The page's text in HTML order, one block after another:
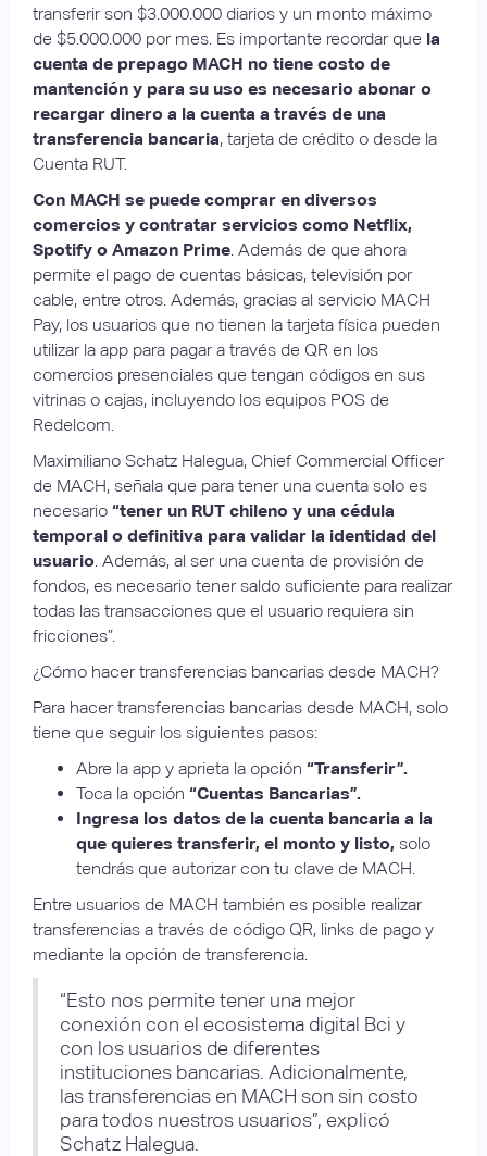
transferir son $3.000.000 diarios y un monto máximo
de $5.000.000 por mes. Es importante recordar que la
cuenta de prepago MACH no tiene costo de
mantención y para su uso es necesario abonar o
recargar dinero a la cuenta a través de una
transferencia bancaria, tarjeta de crédito o desde la
Cuenta RUT.
Con MACH se puede comprar en diversos
comercios y contratar servicios como Netflix,
Spotify o Amazon Prime . Además de que ahora
permite el pago de cuentas básicas, televisión por
cable, entre otros. Además, gracias al servicio MACH
Pay, los usuarios que no tienen la tarjeta física pueden
utilizar la app para pagar a través de QR en los
comercios presenciales que tengan códigos en sus
vitrinas o cajas, incluyendo los equipos POS de
Redelcom.
Maximiliano Schatz Halegua, Chief Commercial Officer
de MACH, señala que para tener una cuenta solo es
necesario “tener un RUT chileno y una cédula
temporal o definitiva para validar la identidad del
usuario . Además, al ser una cuenta de provisión de
fondos, es necesario tener saldo suficiente para realizar
todas las transacciones que el usuario requiera sin
fricciones”.
¿Cómo hacer transferencias bancarias desde MACH?
Para hacer transferencias bancarias desde MACH, solo
tiene que seguir los siguientes pasos:
Abre la app y aprieta la opción “Transferir”.
Toca la opción “Cuentas Bancarias”.
Ingresa los datos de la cuenta bancaria a la
que quieres transferir, el monto y listo, solo
tendrás que autorizar con tu clave de MACH.
Entre usuarios de MACH también es posible realizar
transferencias a través de código QR, links de pago y
mediante la opción de transferencia.
“Esto nos permite tener una mejor
conexión con el ecosistema digital Bci y
con los usuarios de diferentes
instituciones bancarias. Adicionalmente,
las transferencias en MACH son sin costo
para todos nuestros usuarios”, explicó
Schatz Halegua.